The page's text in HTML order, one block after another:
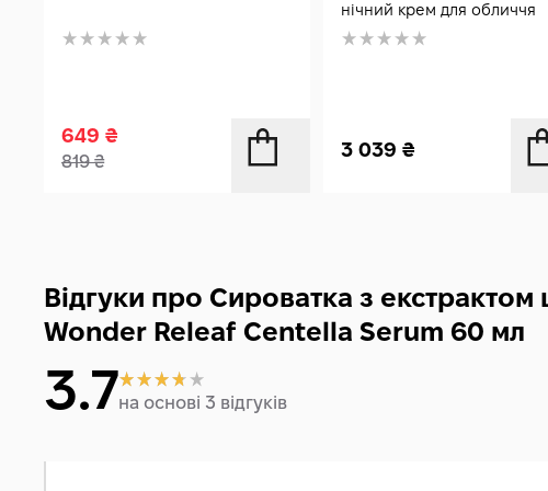
649 ₴
819₴
нічний крем для обличчя
3 039₴
Відгуки про Сироватка з
Wonder Releaf Centella Serum 60 мл
3.7на основі 3 відгуків